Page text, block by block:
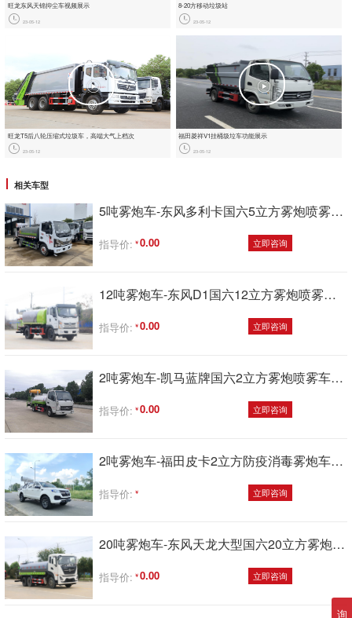
旺龙东风天锦抑尘车视频展示
23-05-12
8-20方移动垃圾站
23-05-12
旺龙T5后八轮压缩式垃圾车，‮端高‬大‮上气‬档次
23-05-12
福田菱祥‬V1挂桶圾垃‬车功能展示
23-05-12
相关车型
5吨雾炮车-东风多利卡国六5立方雾炮喷雾车厂家价格
指导价: 0.00 立即咨询
12吨雾炮车-东风D1国六12立方雾炮喷雾车厂家价格
指导价: 0.00 立即咨询
2吨雾炮车-凯马蓝牌国六2立方雾炮喷雾车厂家价格
指导价: 0.00 立即咨询
2吨雾炮车-福田皮卡2立方防疫消毒雾炮车厂家价格
指导价: 立即咨询
20吨雾炮车-东风天龙大型国六20立方雾炮喷雾车厂家价格
指导价: 0.00 立即咨询
询